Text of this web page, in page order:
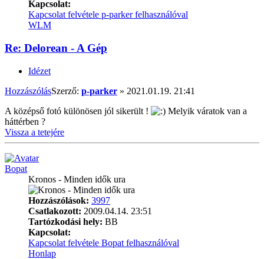
Kapcsolat:
Kapcsolat felvétele p-parker felhasználóval
WLM
Re: Delorean - A Gép
Idézet
HozzászólásSzerző: p-parker » 2021.01.19. 21:41
A középső fotó különösen jól sikerült !
Melyik váratok van a
háttérben ?
Vissza a tetejére
Bopat
Kronos - Minden idők ura
Hozzászólások: 3997
Csatlakozott: 2009.04.14. 23:51
Tartózkodási hely: BB
Kapcsolat:
Kapcsolat felvétele Bopat felhasználóval
Honlap